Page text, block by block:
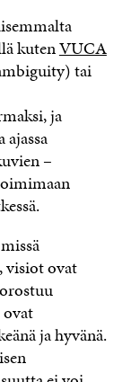
kutenVUCA
tai
ja
–
visiot ovat
ja hyvänä.